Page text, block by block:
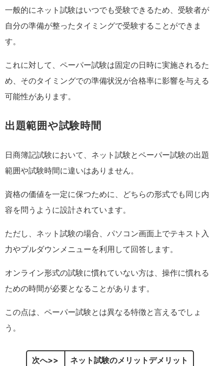
一般的にネット試験はいつでも受験できるため、受験者が
自分の準備が整ったタイミングで受験することができま
す。
これに対して、ペーパー試験は固定の日時に実施されるた
め、そのタイミングでの準備状況が合格率に影響を与える
可能性があります。
出題範囲や試験時間
日商簿記試験において、ネット試験とペーパー試験の出題
範囲や試験時間に違いはありません。
資格の価値を一定に保つために、どちらの形式でも同じ内
容を問うように設計されています。
ただし、ネット試験の場合、パソコン画面上でテキスト入
力やプルダウンメニューを利用して回答します。
オンライン形式の試験に慣れていない方は、操作に慣れる
ための時間が必要となることがあります。
この点は、ペーパー試験とは異なる特徴と言えるでしょ
う。
次へ ネット試験のメリットデメリット